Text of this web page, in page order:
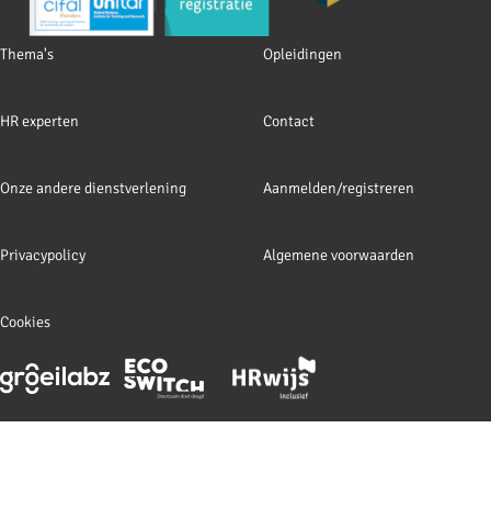
Footer
Thema's Opleidingen
HR experten Contact
Onze andere dienstverlening Aanmelden/registreren
Privacypolicy Algemene voorwaarden
Cookies